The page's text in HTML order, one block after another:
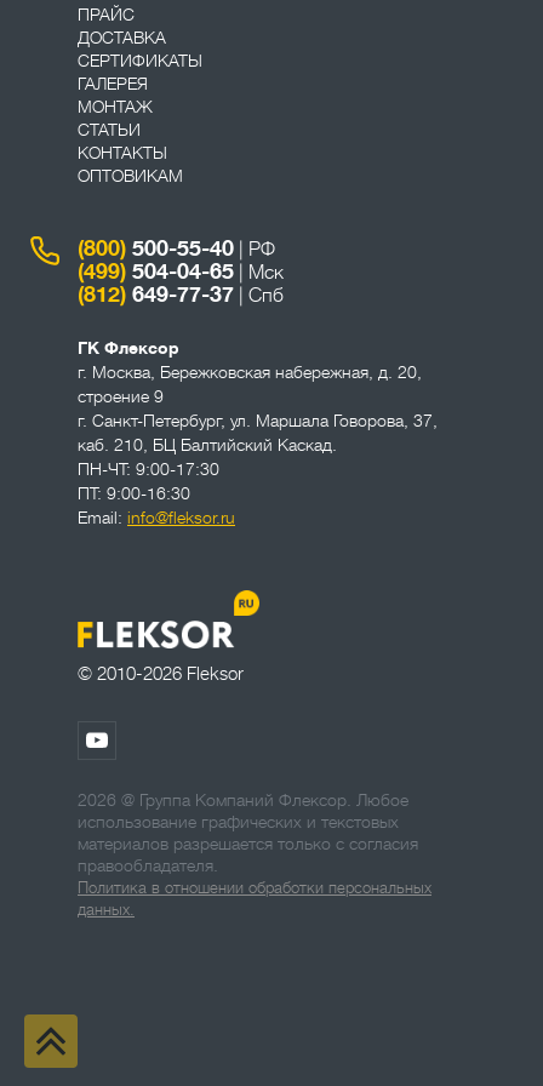
© 2010-2026 Fleksor
ПРАЙС
ДОСТАВКА
СЕРТИФИКАТЫ
ГАЛЕРЕЯ
МОНТАЖ
СТАТЬИ
КОНТАКТЫ
ОПТОВИКАМ
(800) 500-55-40 | РФ
(499) 504-04-65 | Мск
(812) 649-77-37 | Спб
ГК Флексор
г. Москва, Бережковская набережная, д. 20,
строение 9
г. Санкт-Петербург, ул. Маршала Говорова, 37,
каб. 210, БЦ Балтийский Каскад.
ПН-ЧТ: 9:00-17:30
ПТ: 9:00-16:30
Email: info@fleksor.ru
2026 @ Группа Компаний Флексор. Любое
использование графических и текстовых
материалов разрешается только с согласия
правообладателя.
Политика в отношении обработки персональных
данных.